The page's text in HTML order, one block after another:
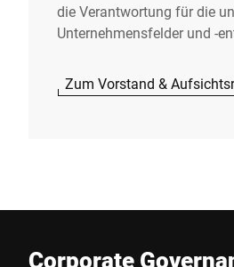
die Verantwortung für die
Unternehmensfelder und -
Zum Vorstand &
Corporate